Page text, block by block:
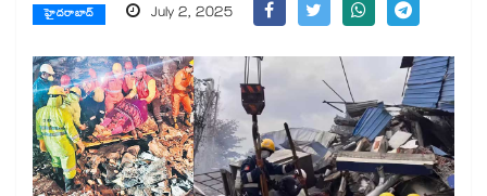
హైదరాబాద్ July 2, 2025